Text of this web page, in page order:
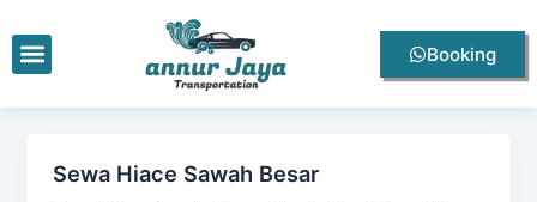
ke
konten
Menu Booking
Sewa Hiace Sawah Besar